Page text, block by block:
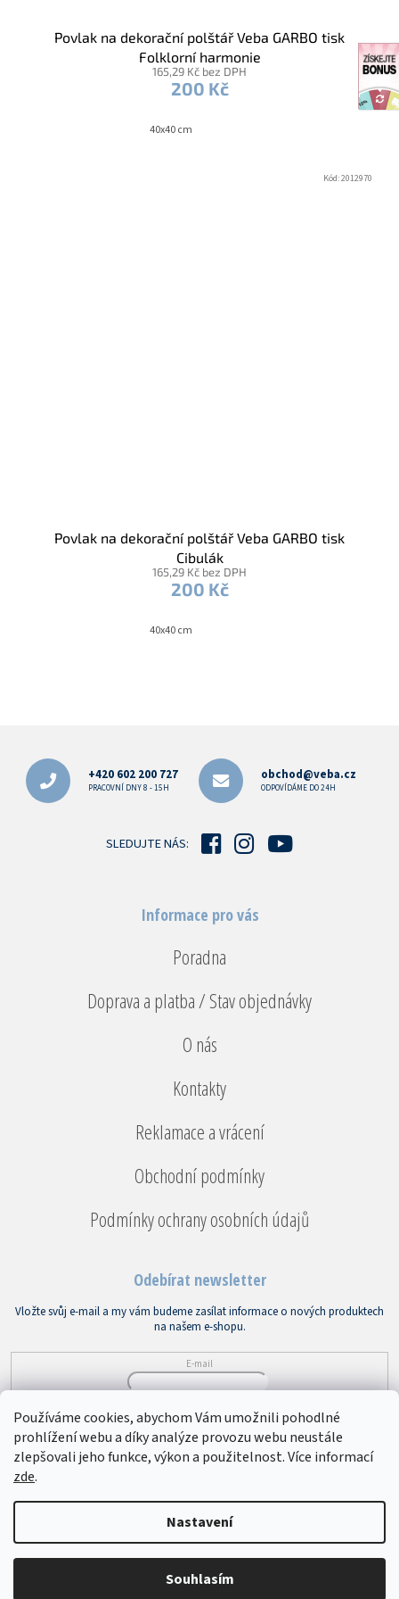
Používáme cookies, abychom Vám umožnili pohodlné
prohlížení webu a díky analýze provozu webu neustále
zlepšovali jeho funkce, výkon a použitelnost. Více informací
zde.
Nastavení
Souhlasím
Povlak na dekorační polštář Veba GARBO tisk
Folklorní harmonie
165,29 Kč bez DPH
200 Kč
40x40 cm
Povlak na dekorační polštář Veba GARBO tisk
Cibulák
165,29 Kč bez DPH
200 Kč
40x40 cm
Kód:2012970
+420 602 200 727
PRACOVNÍ DNY 8 - 15H
obchod@veba.cz
ODPOVÍDÁME DO 24H
SLEDUJTE NÁS:
Informace pro vás
Poradna
Doprava a platba / Stav objednávky
O nás
Kontakty
Reklamace a vrácení
Obchodní podmínky
Podmínky ochrany osobních údajů
Odebírat newsletter
Vložte svůj e-mail a my vám budeme zasílat informace o nových produktech
na našem e-shopu.
E-mail
PŘIHLÁSIT SE
Vytvořil Shoptet
Bytový textil VEBA . Všechna práva vyhrazena.
nastavení cookies